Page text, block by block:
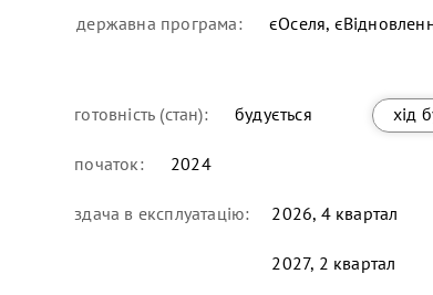
державна програма: єОселя,
готовність (стан): будується хід
початок: 2024
здача в експлуатацію: 2026, 4 квартал
2027, 2 квартал